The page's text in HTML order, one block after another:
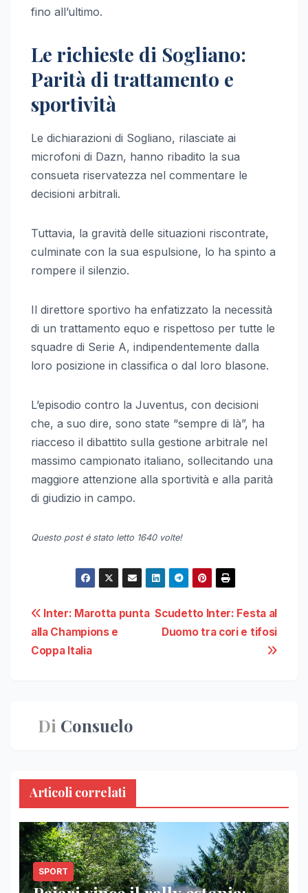
fino all’ultimo.
Le richieste di Sogliano:
Parità di trattamento e
sportività
Le dichiarazioni di Sogliano, rilasciate ai
microfoni di Dazn, hanno ribadito la sua
consueta riservatezza nel commentare le
decisioni arbitrali.
Tuttavia, la gravità delle situazioni riscontrate,
culminate con la sua espulsione, lo ha spinto a
rompere il silenzio.
Il direttore sportivo ha enfatizzato la necessità
di un trattamento equo e rispettoso per tutte le
squadre di Serie A, indipendentemente dalla
loro posizione in classifica o dal loro blasone.
L’episodio contro la Juventus, con decisioni
che, a suo dire, sono state “sempre di là”, ha
riacceso il dibattito sulla gestione arbitrale nel
massimo campionato italiano, sollecitando una
maggiore attenzione alla sportività e alla parità
di giudizio in campo.
Questo post é stato letto 1640 volte!
Navigazione
articoli
Scudetto Inter: Festa al
Duomo tra cori e tifosi
Inter: Marotta punta
alla Champions e
Coppa Italia
Di Consuelo
Articoli correlati
SPORT